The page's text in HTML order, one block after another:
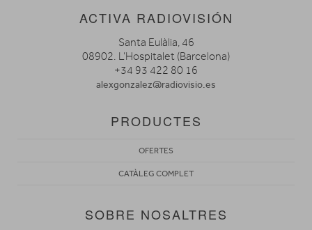
ACTIVA RADIOVISIÓN
Santa Eulàlia, 46
08902. L’Hospitalet (Barcelona)
+34 93 422 80 16
alexgonzalez@radiovisio.es
PRODUCTES
OFERTES
CATÀLEG COMPLET
SOBRE NOSALTRES